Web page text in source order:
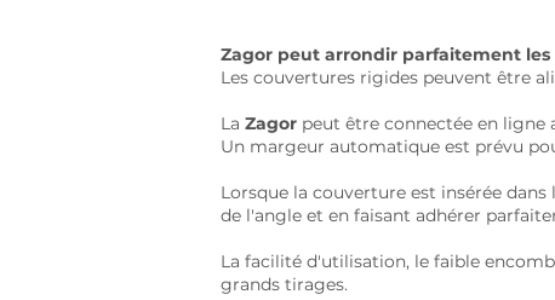
Zagor peut arrondir parfaitement les
Les couvertures rigides peuvent être
La Zagor peut être connectée en ligne
Un margeur automatique est prévu
Lorsque la couverture est insérée dans
de l'angle et en faisant adhérer
La facilité d'utilisation, le faible
grands tirages.